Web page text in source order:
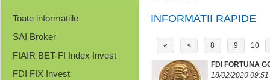
Toate informatiile
SAI Broker
FIAIR BET-FI Index Invest
FDI FIX Invest
INFORMATII RAPIDE
« < 8 9 10
FDI FORTUNA
18/02/2020 09:51